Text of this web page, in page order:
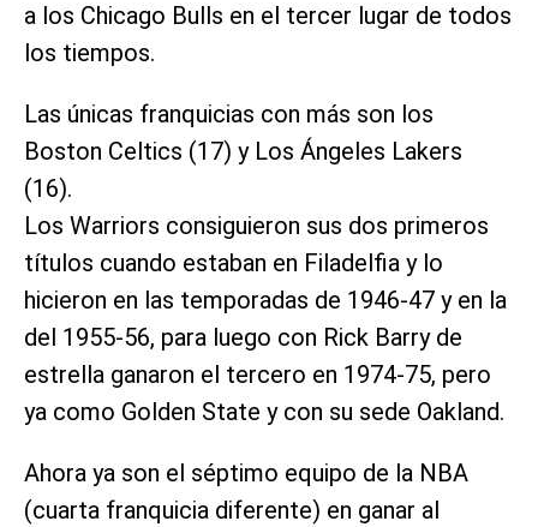
a los Chicago Bulls en el tercer lugar de todos
los tiempos.
Las únicas franquicias con más son los
Boston Celtics (17) y Los Ángeles Lakers
(16).
Los Warriors consiguieron sus dos primeros
títulos cuando estaban en Filadelfia y lo
hicieron en las temporadas de 1946-47 y en la
del 1955-56, para luego con Rick Barry de
estrella ganaron el tercero en 1974-75, pero
ya como Golden State y con su sede Oakland.
Ahora ya son el séptimo equipo de la NBA
(cuarta franquicia diferente) en ganar al